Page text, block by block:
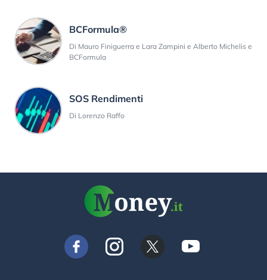
BCFormula®
Di Mauro Finiguerra e Lara Zampini e Alberto Michelis e
BCFormula
SOS Rendimenti
Di Lorenzo Raffo